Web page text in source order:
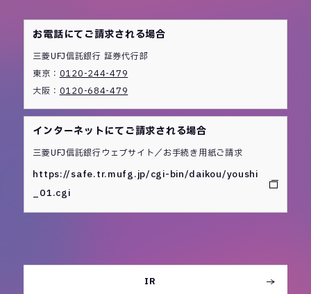
お電話にてご請求される場合
三菱UFJ信託銀行 証券代行部
東京： 0120-244-479
大阪： 0120-684-479
インターネットにてご請求される場合
三菱UFJ信託銀行ウェブサイト／お手続き用紙ご請求
https://safe.tr.mufg.jp/cgi-bin/daikou/youshi
_01.cgi
IR